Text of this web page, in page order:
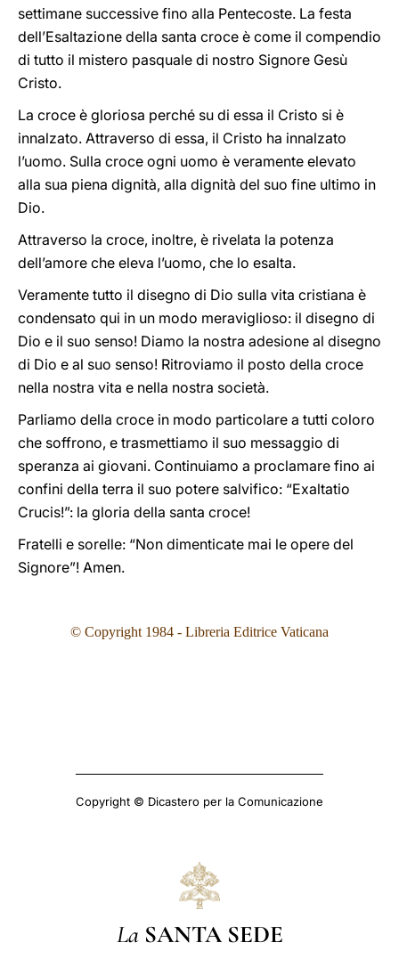
settimane successive fino alla Pentecoste. La festa
dell’Esaltazione della santa croce è come il compendio
di tutto il mistero pasquale di nostro Signore Gesù
Cristo.
La croce è gloriosa perché su di essa il Cristo si è
innalzato. Attraverso di essa, il Cristo ha innalzato
l’uomo. Sulla croce ogni uomo è veramente elevato
alla sua piena dignità, alla dignità del suo fine ultimo in
Dio.
Attraverso la croce, inoltre, è rivelata la potenza
dell’amore che eleva l’uomo, che lo esalta.
Veramente tutto il disegno di Dio sulla vita cristiana è
condensato qui in un modo meraviglioso: il disegno di
Dio e il suo senso! Diamo la nostra adesione al disegno
di Dio e al suo senso! Ritroviamo il posto della croce
nella nostra vita e nella nostra società.
Parliamo della croce in modo particolare a tutti coloro
che soffrono, e trasmettiamo il suo messaggio di
speranza ai giovani. Continuiamo a proclamare fino ai
confini della terra il suo potere salvifico: “Exaltatio
Crucis!”: la gloria della santa croce!
Fratelli e sorelle: “Non dimenticate mai le opere del
Signore”! Amen.
© Copyright 1984 - Libreria Editrice Vaticana
Copyright © Dicastero per la Comunicazione
La SANTA SEDE